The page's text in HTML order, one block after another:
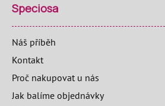
Speciosa
Náš příběh
Kontakt
Proč nakupovat u nás
Jak balíme objednávky